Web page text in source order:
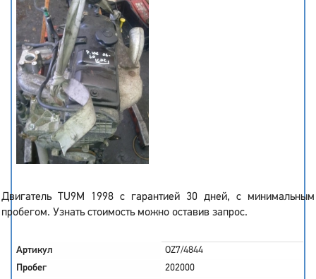
Двигатель TU9M 1998 с гарантией 30 дней, с минимальным
пробегом. Узнать стоимость можно оставив запрос.
Артикул
OZ7/4844
Пробег
202000